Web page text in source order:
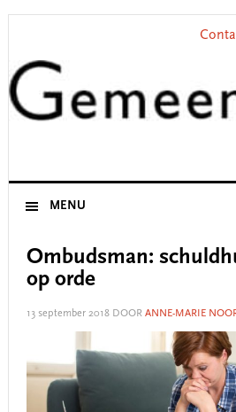
Skip
primary
navigation
Skip
content
Skip
primary
sidebar
Skip
footer
MENU
Ombudsman:
op orde
13 september 2018DOOR ANNE-MARIE